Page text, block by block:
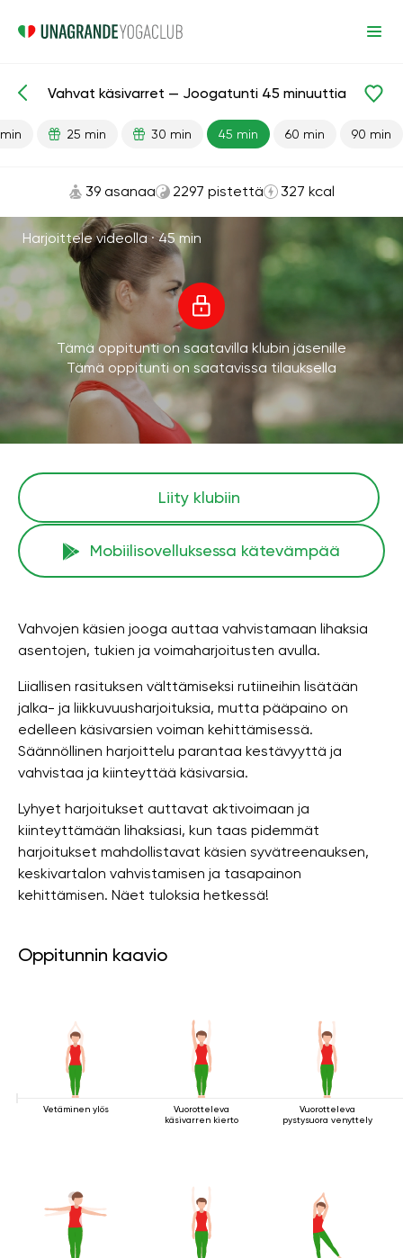
Valmiit oppitunnit Vahvuus Kädet
Vahvat käsivarret — Joogatunti 45 minuuttia
25 min 30 min 45 min 60 min 90 min
39 asanaa 2297 pistettä 327 kcal
Harjoittele videolla ·45 min
Tämä oppitunti on saatavilla klubin jäsenille
Tämä oppitunti on saatavissa tilauksella
Liity klubiin
Mobiilisovelluksessa kätevämpää
Vahvojen käsien jooga auttaa vahvistamaan lihaksia
asentojen, tukien ja voimaharjoitusten avulla.
Liiallisen rasituksen välttämiseksi rutiineihin lisätään
jalka- ja liikkuvuusharjoituksia, mutta pääpaino on
edelleen käsivarsien voiman kehittämisessä.
Säännöllinen harjoittelu parantaa kestävyyttä ja
vahvistaa ja kiinteyttää käsivarsia.
Lyhyet harjoitukset auttavat aktivoimaan ja
kiinteyttämään lihaksiasi, kun taas pidemmät
harjoitukset mahdollistavat käsien syvätreenauksen,
keskivartalon vahvistamisen ja tasapainon
kehittämisen. Näet tuloksia hetkessä!
Oppitunnin kaavio
Vetäminen ylös
Vuorotteleva
käsivarren kierto
Vuorotteleva
pystysuora venyttely